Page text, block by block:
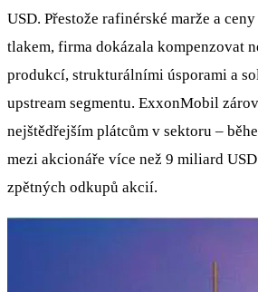
USD. Přestože rafinérské marže a
tlakem, firma dokázala kompenzovat
produkcí, strukturálními úsporami a
upstream segmentu. ExxonMobil
nejštědřejším plátcům v sektoru –
mezi akcionáře více než 9 miliard
zpětných odkupů akcií.